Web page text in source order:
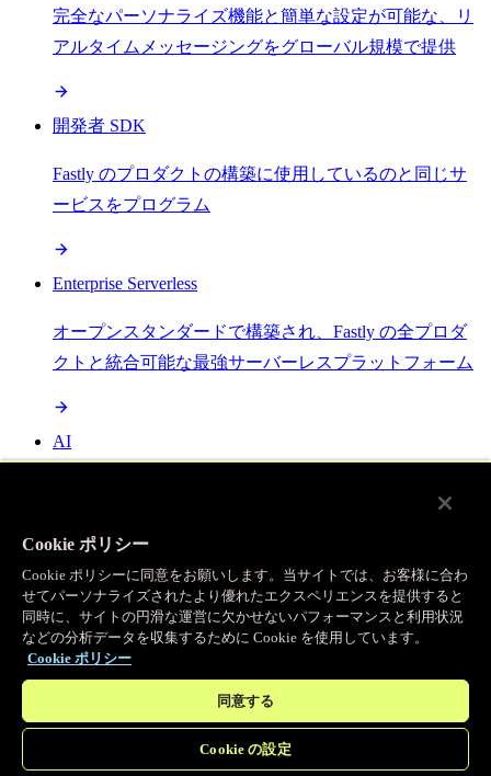
完全なパーソナライズ機能と簡単な設定が可能な、リ
アルタイムメッセージングをグローバル規模で提供
開発者 SDK
Fastly のプロダクトの構築に使用しているのと同じサ
ービスをプログラム
Enterprise Serverless
オープンスタンダードで構築され、Fastly の全プロダ
クトと統合可能な最強サーバーレスプラットフォーム
AI
Object Storage
送信量ゼロで大容量ファイルにエッジで直接アクセス
プログラマブルキャッシュ
Cookie ポリシー
Cookie ポリシーに同意をお願いします。当サイトでは、お客様に合わ
せてパーソナライズされたより優れたエクスペリエンスを提供すると
同時に、サイトの円滑な運営に欠かせないパフォーマンスと利用状況
などの分析データを収集するために Cookie を使用しています。
Cookie ポリシー
同意する
Cookie の設定